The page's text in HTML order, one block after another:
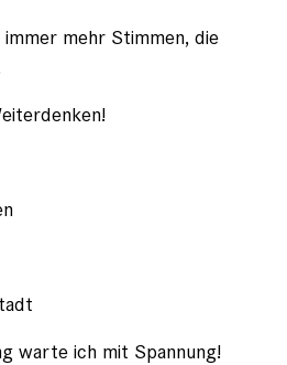
mehr Stimmen, die
warte ich mit Spannung!